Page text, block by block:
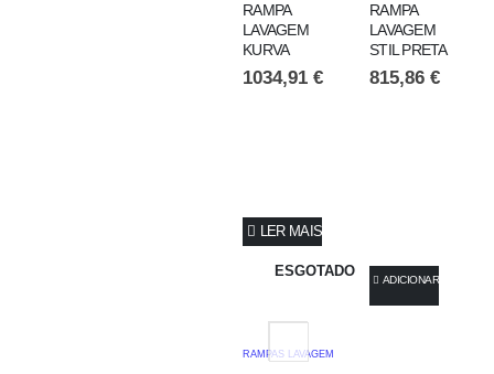
RAMPA
LAVAGEM
KURVA
1034,91 €
RAMPA
LAVAGEM
STIL PRETA
815,86 €
ESGOTADO
LER MAIS
RAMPAS LAVAGEM
ADICIONAR